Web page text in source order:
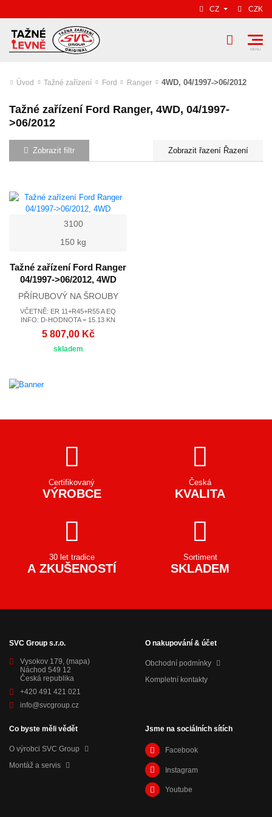
CZ CZK
Úvod Tažné zařízení Ford Ranger 4WD, 04/1997->06/2012
Tažné zařízení Ford Ranger, 4WD, 04/1997-
>06/2012
Zobrazit filtr Řazení
3100
150 kg
Tažné zařízení Ford Ranger
04/1997->06/2012, 4WD
PŘÍRUBOVÝ NA ŠROUBY
VČETNĚ: ER 11+R45+R55 A EQ
INFO: D-HODNOTA = 15.13 KN
5 807,00 Kč
skladem
Certifikovaný
VÝROBCE
Česká
KVALITA
30 let tradice
A ZKUŠENOSTÍ
Sortiment
SKLADEM
SVC Group s.r.o.
Vysokov 179, (mapa)
Náchod 549 12
Česká republika
+420 491 421 021
info@svcgroup.cz
O nakupování & účet
Obchodní podmínky
Kompletní kontakty
Co byste měli vědět
O výrobci SVC Group
Montáž a servis
Jsme na sociálních sítích
Facebook
Instagram
Youtube